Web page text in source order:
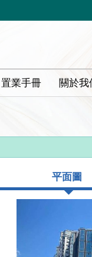
置業手冊 關於我
平面圖